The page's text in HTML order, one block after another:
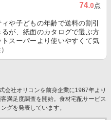
74.0点
や子どもの年齢で送料の割引
が、紙面のカタログで選ぶ方
スーパーより使いやすくて気
会社オリコンを前身企業に1967年より
満足度調査を開始。食材宅配サービス
グを発表しています。